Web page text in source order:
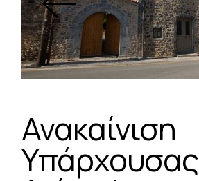
Ανακαίνιση
Υπάρχουσας